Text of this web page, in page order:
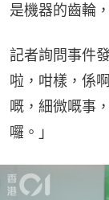
是機器的齒輪
記者詢問事件
啦，咁樣，係
嘅，細微嘅事
囉。」